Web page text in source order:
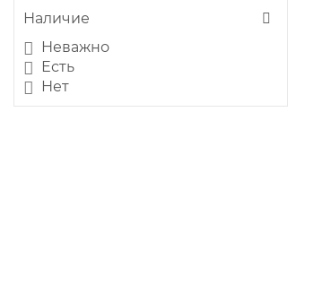
Наличие
Неважно
Есть
Нет